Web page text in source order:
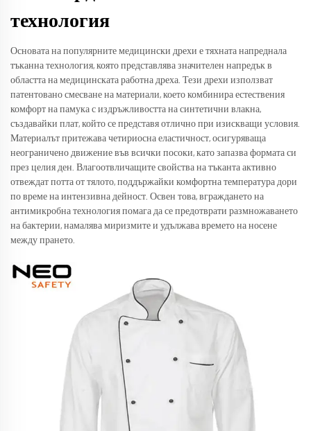
технология
Основата на популярните медицински дрехи е тяхната напреднала
тъканна технология, която представлява значителен напредък в
областта на медицинската работна дреха. Тези дрехи използват
патентовано смесване на материали, което комбинира естествения
комфорт на памука с издръжливостта на синтетични влакна,
създавайки плат, който се представя отлично при изискващи условия.
Материалът притежава четириосна еластичност, осигуряваща
неограничено движение във всички посоки, като запазва формата си
през целия ден. Влагоотвличащите свойства на тъканта активно
отвеждат потта от тялото, поддържайки комфортна температура дори
по време на интензивна дейност. Освен това, вграждането на
антимикробна технология помага да се предотврати размножаването
на бактерии, намалява миризмите и удължава времето на носене
между прането.